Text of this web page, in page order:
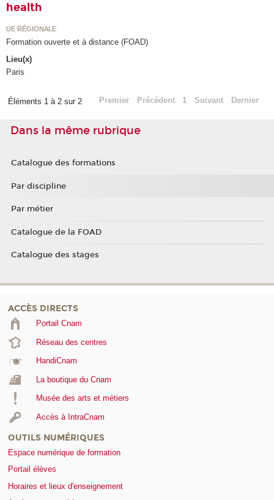
health
UE RÉGIONALE
Formation ouverte et à distance (FOAD)
Lieu(x)
Paris
Éléments 1 à 2 sur 2 Premier Précédent 1 Suivant Dernier
Dans la même rubrique
Catalogue des formations
Par discipline
Par métier
Catalogue de la FOAD
Catalogue des stages
ACCÈS DIRECTS
Portail Cnam
Réseau des centres
HandiCnam
La boutique du Cnam
Musée des arts et métiers
Accès à IntraCnam
OUTILS NUMÉRIQUES
Espace numérique de formation
Portail élèves
Horaires et lieux d'enseignement